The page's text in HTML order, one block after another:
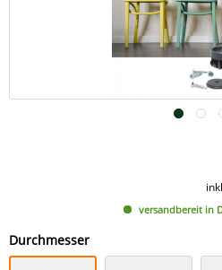
versandbereit in
Durchmesser